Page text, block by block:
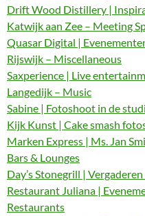
Drift Wood Distillery |
Katwijk aan Zee – Meeting
Quasar Digital |
Rijswijk – Miscellaneous
Saxperience | Live
Langedijk – Music
Sabine | Fotoshoot in de
Kijk Kunst | Cake smash
Marken Express | Ms. Jan
Bars & Lounges
Day’s Stonegrill |
Restaurant Juliana |
Restaurants